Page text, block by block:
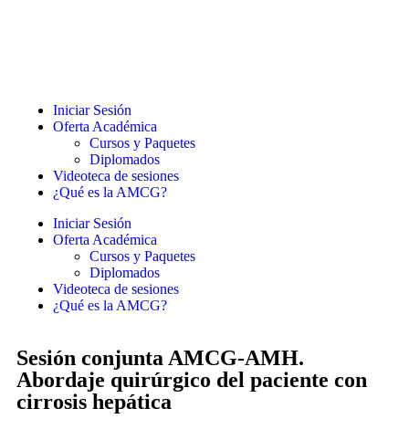
Iniciar Sesión
Oferta Académica
Cursos y Paquetes
Diplomados
Videoteca de sesiones
¿Qué es la AMCG?
Iniciar Sesión
Oferta Académica
Cursos y Paquetes
Diplomados
Videoteca de sesiones
¿Qué es la AMCG?
Sesión conjunta AMCG-AMH.
Abordaje quirúrgico del paciente con
cirrosis hepática